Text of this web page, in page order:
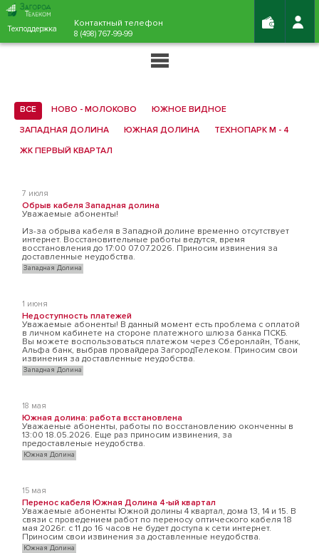
Техподдержка Контактный телефон
8 (498) 767-99-99
ВСЕ НОВО - МОЛОКОВО
ЮЖНОЕ ВИДНОЕ
ЗАПАДНАЯ ДОЛИНА
ЮЖНАЯ ДОЛИНА
ТЕХНОПАРК М - 4
ЖК ПЕРВЫЙ КВАРТАЛ
7 июля
Обрыв кабеля Западная долина
Уважаемые абоненты!
Из-за обрыва кабеля в Западной долине временно отсутствует
интернет. Восстановительные работы ведутся, время
восстановления до 17:00 07.07.2026. Приносим извинения за
доставленные неудобства.
Западная Долина
1 июня
Недоступность платежей
Уважаемые абоненты! В данный момент есть проблема с оплатой
в личном кабинете на стороне платежного шлюза банка ПСКБ.
Вы можете воспользоваться платежом через Сберонлайн, Тбанк,
Альфа банк, выбрав провайдера ЗагородТелеком. Приносим свои
извинения за доставленные неудобства.
Западная Долина
18 мая
Южная долина: работа всстановлена
Уважаеные абоненты, работы по восстановлению оконченны в
13:00 18.05.2026. Еще раз приносим извинения, за
предоставленые неудобства.
Южная Долина
15 мая
Перенос кабеля Южная Долина 4-ый квартал
Уважаемые абоненты Южной долины 4 квартал, дома 13, 14 и 15. В
связи с проведением работ по переносу оптического кабеля 18
мая 2026г. с 11 до 16 часов не будет доступа к сети интернет.
Приносим свои извинения за доставленные неудобства.
Южная Долина